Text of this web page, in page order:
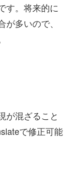
す。将来的に
多いので、
が混ざること
で修正可能